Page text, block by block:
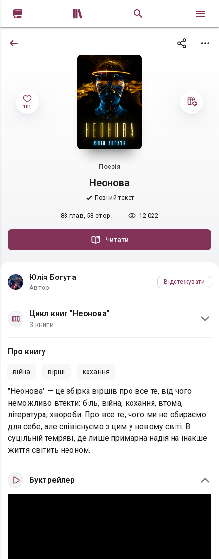
 
101
Поезія
Неонова
Повний текст
83 глав, 53 стор. 12 022
Читати
Юлія Богута
Автор
Відстежувати
Цикл книг "Неонова"
3 книги
Про книгу
війна вірші кохання
"Неонова" — це збірка віршів про все те, від чого
неможливо втекти: біль, війна, кохання, втома,
література, хвороби. Про все те, чого ми не обираємо
для себе, але співіснуємо з цим у новому світі. В
суцільній темряві, де лише примарна надія на інакше
життя світить неоном.
Буктрейлер